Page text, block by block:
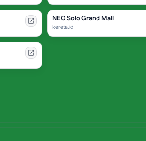
NEO Solo Grand Mall
kereta.id